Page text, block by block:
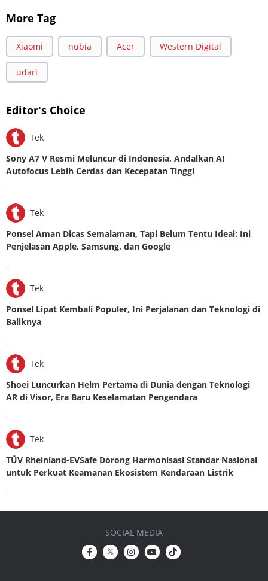
More Tag
Xiaomi nubia Acer Western Digital
udari
Editor's Choice
Tek
Sony A7 V Resmi Meluncur di Indonesia, Andalkan AI
Autofocus Lebih Cerdas dan Kecepatan Tinggi
.
Tek
Ponsel Aman Dicas Semalaman, Tapi Belum Tentu Ideal: Ini
Penjelasan Apple, Samsung, dan Google
.
Tek
Ponsel Lipat Kembali Populer, Ini Perjalanan dan Teknologi di
Baliknya
.
Tek
Shoei Luncurkan Helm Pertama di Dunia dengan Teknologi
AR di Visor, Era Baru Keselamatan Pengendara
.
Tek
TÜV Rheinland-EVSafe Dorong Harmonisasi Standar Nasional
untuk Perkuat Keamanan Ekosistem Kendaraan Listrik
.
SOCIAL MEDIA